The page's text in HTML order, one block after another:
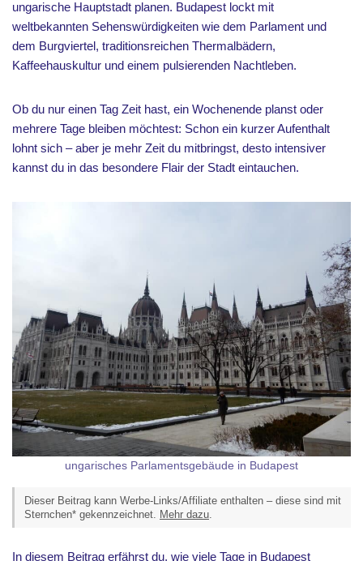
ungarische Hauptstadt planen. Budapest lockt mit
weltbekannten Sehenswürdigkeiten wie dem Parlament und
dem Burgviertel, traditionsreichen Thermalbädern,
Kaffeehauskultur und einem pulsierenden Nachtleben.
Ob du nur einen Tag Zeit hast, ein Wochenende planst oder
mehrere Tage bleiben möchtest: Schon ein kurzer Aufenthalt
lohnt sich – aber je mehr Zeit du mitbringst, desto intensiver
kannst du in das besondere Flair der Stadt eintauchen.
ungarisches Parlamentsgebäude in Budapest
Dieser Beitrag kann Werbe-Links/Affiliate enthalten – diese sind mit
Sternchen* gekennzeichnet. Mehr dazu.
In diesem Beitrag erfährst du, wie viele Tage in Budapest